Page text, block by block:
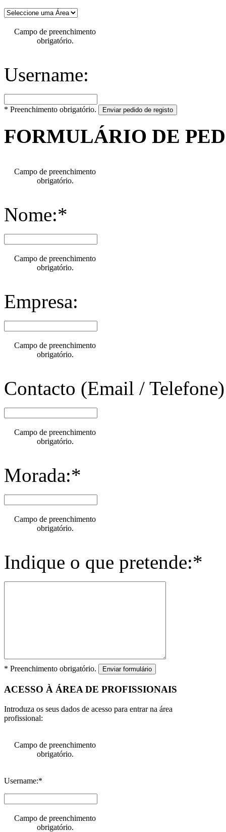
Campo de preenchimento
obrigatório.
Username:
* Preenchimento obrigatório. Enviar pedido de registo
FORMULÁRIO DE
Campo de preenchimento
obrigatório.
Nome:*
Campo de preenchimento
obrigatório.
Empresa:
Campo de preenchimento
obrigatório.
Contacto (Email /
Campo de preenchimento
obrigatório.
Morada:*
Campo de preenchimento
obrigatório.
Indique o que pretende:*
* Preenchimento obrigatório. Enviar formulário
ACESSO À ÁREA DE PROFISSIONAIS
Introduza os seus dados de acesso para entrar na área
profissional:
Campo de preenchimento
obrigatório.
Username:*
Campo de preenchimento
obrigatório.